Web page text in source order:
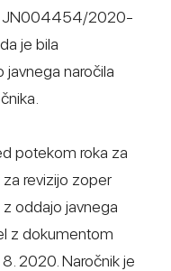
JN004454/2020-
je bila
naročila
potekom roka za
revizijo zoper
oddajo javnega
z dokumentom
2020. Naročnik je